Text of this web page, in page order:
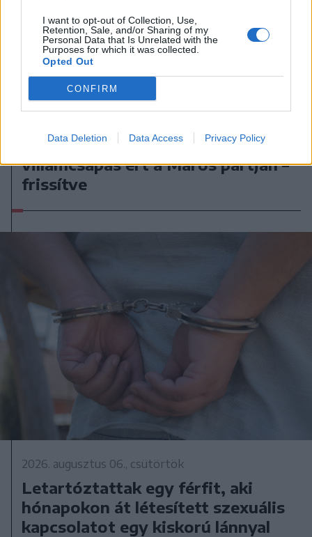
I want to opt-out of Collection, Use,
Retention, Sale, and/or Sharing of my
Personal Data that Is Unrelated with the
Purposes for which it was collected.
Opted Out
CONFIRM
Data Deletion Data Access Privacy Policy
Életét vesztette két halász, akiket
villámcsapás ért a Maros partján –
frissítve
2026. augusztus 06., csütörtök
Letartóztattak egy férfit, aki
hónapokon át létesített szexuális
kapcsolatot egy kiskorú lánnyal